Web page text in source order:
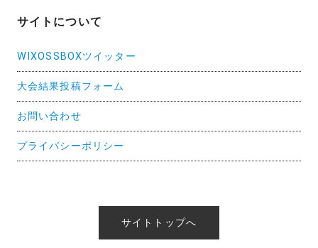
サイトについて
WIXOSSBOXツイッター
大会結果投稿フォーム
お問い合わせ
プライバシーポリシー
サイトトップへ